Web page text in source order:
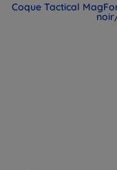
Coque Tactical